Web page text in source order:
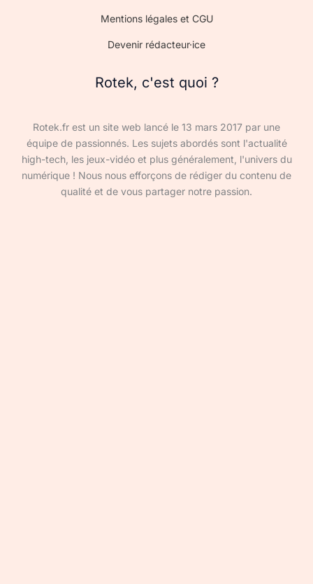
Mentions légales et CGU
Devenir rédacteur·ice
Rotek, c'est quoi ?
Rotek.fr est un site web lancé le 13 mars 2017 par une
équipe de passionnés. Les sujets abordés sont l'actualité
high-tech, les jeux-vidéo et plus généralement, l'univers du
numérique ! Nous nous efforçons de rédiger du contenu de
qualité et de vous partager notre passion.